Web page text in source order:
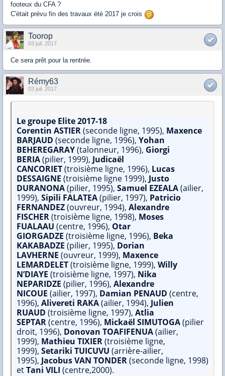
footeux du CFA ?
C'était prévu fin des travaux été 2017 je crois
Toorop
03 juil. 2017
Ce sera prêt pour la rentrée.
Rémy63
03 juil. 2017
Le groupe Elite 2017-18
Corentin ASTIER(seconde ligne, 1995), Maxence
BARJAUD (seconde ligne, 1996), Yohan
BEHEREGARAY(talonneur, 1996), Giorgi
BERIA(pilier, 1999), Judicaël
CANCORIET(troisième ligne, 1996), Lucas
DESSAIGNE (troisième ligne 1999), Justo
DURANONA(pilier, 1995), Samuel EZEALA(ailier,
1999), Sipili FALATEA(pilier, 1997), Patricio
FERNANDEZ(ouvreur, 1994), Alexandre
FISCHER(troisième ligne, 1998), Moses
FUALAAU (centre, 1996), Otar
GIORGADZE (troisième ligne, 1996), Beka
KAKABADZE (pilier, 1995), Dorian
LAVHERNE (ouvreur, 1999), Maxence
LEMARDELET(troisième ligne, 1999), Willy
N’DIAYE (troisième ligne, 1997), Nika
NEPARIDZE (pilier, 1996), Alexandre
NICOUE (ailier, 1997), Damian PENAUD (centre,
1996), Alivereti RAKA(ailier, 1994), Julien
RUAUD (troisième ligne, 1997), Atlia
SEPTAR(centre, 1996), Mickaël SIMUTOGA(pilier
droit, 1996), Donovan TOAFIFENUA(ailier,
1999), Mathieu TIXIER(troisième ligne,
1999), Setariki TUICUVU (arrière-ailier,
1995), Jacobus VAN TONDER(seconde ligne, 1998)
etTani VILI (centre,2000).